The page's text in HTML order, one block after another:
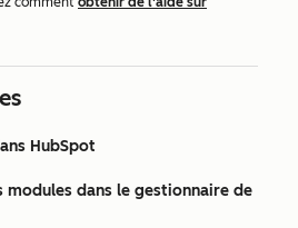
HubSpot
dans le gestionnaire de